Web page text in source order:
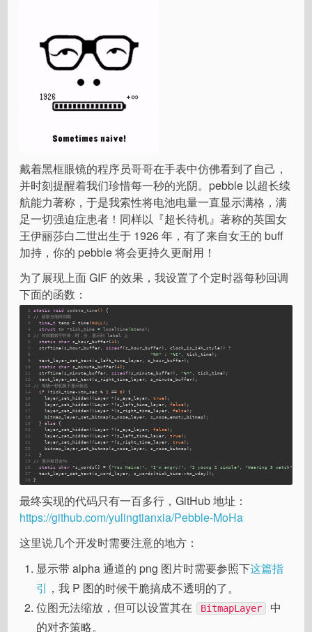
戴着黑框眼镜的程序员哥哥在手表中仿佛看到了自己，
并时刻提醒着我们珍惜每一秒的光阴。pebble 以超长续
航能力著称，于是我索性将电池电量一直显示满格，满
足一切强迫症患者！同样以『超长待机』著称的英国女
王伊丽莎白二世出生于 1926 年，有了来自女王的 buff
加持，你的 pebble 将会更持久更耐用！
为了展现上面 GIF 的效果，我设置了个定时器每秒回调
下面的函数：
1
2
3
4
5
6
7
8
9
10
11
12
13
14
15
16
17
18
19
20
21
22
23
24
25
26
27
28
static void update_time()
{
// 获取当地时间戳
time_t
temp = time(NULL );
struct
tm *tick_time = localtime(&temp );
// 时间戳转字符串：时，分，显示到 label 上
static
char s_hour_buffer[4];
  strftime(s_hour_buffer,
sizeof (s_hour_buffer), clock_is_24h_style() ?
"%H"
: "%I"
, tick_time);
  text_layer_set_text(s_left_time_layer, s_hour_buffer);
static
char s_minute_buffer[4];
  strftime(s_minute_buffer,
sizeof (s_minute_buffer), "%M"
, tick_time);
  text_layer_set_text(s_right_time_layer, s_minute_buffer);
// 每隔一秒切换下显示状态
if
(tick_time->tm_sec % 2 == 0) {
    layer_set_hidden((Layer *)s_eye_layer,
true);
    layer_set_hidden((Layer *)s_left_time_layer,
false);
    layer_set_hidden((Layer *)s_right_time_layer,
false);
    bitmap_layer_set_bitmap(s_nose_layer, s_nose_empty_bitmap);
  }
else {
    layer_set_hidden((Layer *)s_eye_layer,
false);
    layer_set_hidden((Layer *)s_left_time_layer,
true);
    layer_set_hidden((Layer *)s_right_time_layer,
true);
    bitmap_layer_set_bitmap(s_nose_layer, s_nose_bitmap);
  }
// 显示每日金句
static
char *s_words[] = { "You Naive!" "I'm angry!" "2 young 2 simple" "Wearing 3 watch"
  text_layer_set_text(s_word_layer, s_words[tick_time->tm_wday]);
}
最终实现的代码只有一百多行，GitHub 地址：
https://github.com/yulingtianxia/Pebble-MoHa
这里说几个开发时需要注意的地方：
显示带 alpha 通道的 png 图片时需要参照下这篇指
引 ，我 P 图的时候干脆搞成不透明的了。
位图无法缩放，但可以设置其在
BitmapLayer
中
的对齐策略。